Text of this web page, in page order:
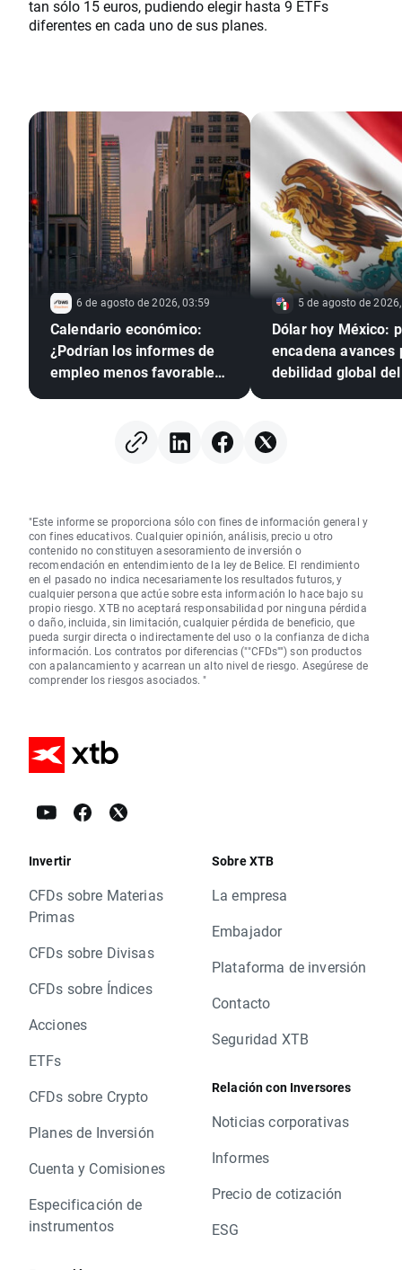
tan sólo 15 euros, pudiendo elegir hasta 9 ETFs
diferentes en cada uno de sus planes.
6 de agosto de 2026, 03:59
Calendario económico:
¿Podrían los informes de
empleo menos favorables
5 de agosto de
Dólar hoy México:
encadena avances
debilidad global
"Este informe se proporciona sólo con fines de información general y
con fines educativos. Cualquier opinión, análisis, precio u otro
contenido no constituyen asesoramiento de inversión o
recomendación en entendimiento de la ley de Belice. El rendimiento
en el pasado no indica necesariamente los resultados futuros, y
cualquier persona que actúe sobre esta información lo hace bajo su
propio riesgo. XTB no aceptará responsabilidad por ninguna pérdida
o daño, incluida, sin limitación, cualquier pérdida de beneficio, que
pueda surgir directa o indirectamente del uso o la confianza de dicha
información. Los contratos por diferencias (""CFDs"") son productos
con apalancamiento y acarrean un alto nivel de riesgo. Asegúrese de
comprender los riesgos asociados. "
Invertir
CFDs sobre Materias
Primas
CFDs sobre Divisas
CFDs sobre Índices
Acciones
ETFs
CFDs sobre Crypto
Planes de Inversión
Cuenta y Comisiones
Especificación de
instrumentos
Sobre XTB
La empresa
Embajador
Plataforma de inversión
Contacto
Seguridad XTB
Relación con Inversores
Noticias corporativas
Informes
Precio de cotización
ESG